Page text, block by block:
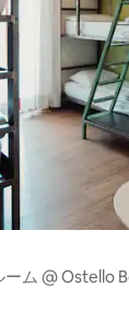
ム @ Ostello